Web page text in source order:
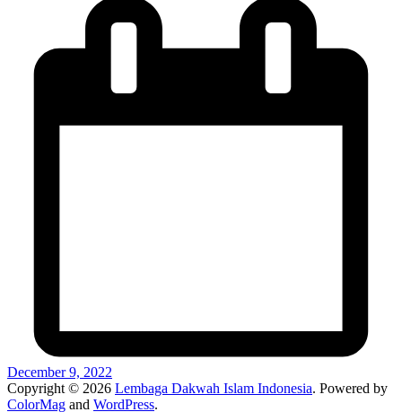
December 9, 2022
Copyright © 2026 Lembaga Dakwah Islam Indonesia. Powered by
ColorMag and WordPress.